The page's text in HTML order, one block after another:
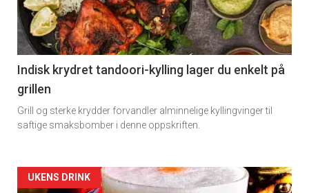
-
section
11
Indisk krydret tandoori-kylling lager du enkelt på
grillen
Grill og sterke krydder forvandler alminnelige kyllingvinger til
saftige smaksbomber i denne oppskriften.
Artikler
UKENS DRINK